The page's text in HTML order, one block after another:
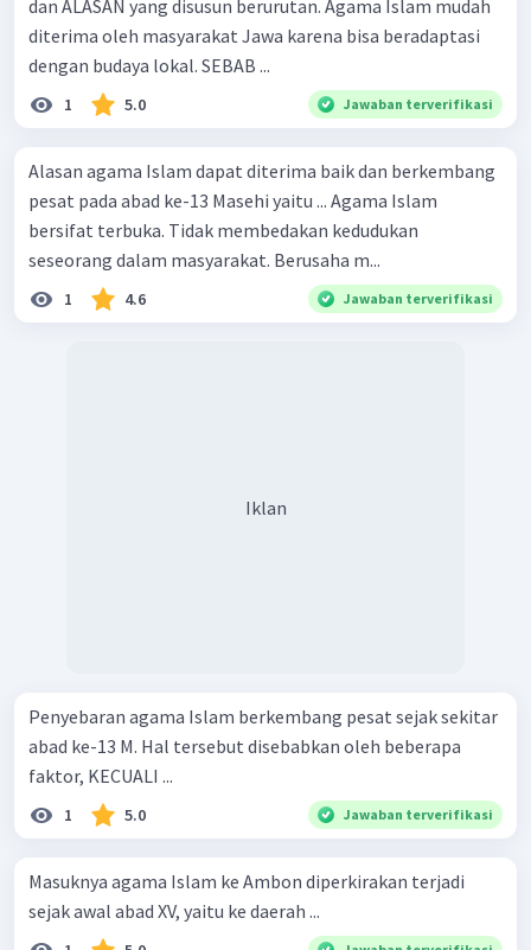
dan ALASAN yang disusun berurutan. Agama Islam mudah
diterima oleh masyarakat Jawa karena bisa beradaptasi
dengan budaya lokal. SEBAB ...
1 5.0 Jawaban terverifikasi
Alasan agama Islam dapat diterima baik dan berkembang
pesat pada abad ke-13 Masehi yaitu ... Agama Islam
bersifat terbuka. Tidak membedakan kedudukan
seseorang dalam masyarakat. Berusaha m...
1 4.6 Jawaban terverifikasi
Iklan
Penyebaran agama Islam berkembang pesat sejak sekitar
abad ke-13 M. Hal tersebut disebabkan oleh beberapa
faktor, KECUALI ...
1 5.0 Jawaban terverifikasi
Masuknya agama Islam ke Ambon diperkirakan terjadi
sejak awal abad XV, yaitu ke daerah ...